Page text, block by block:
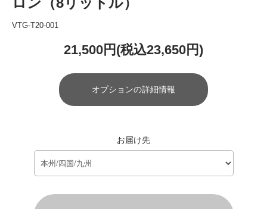
VTG-T20-001
21,500円(税込23,650円)
オプションの詳細情報
お届け先